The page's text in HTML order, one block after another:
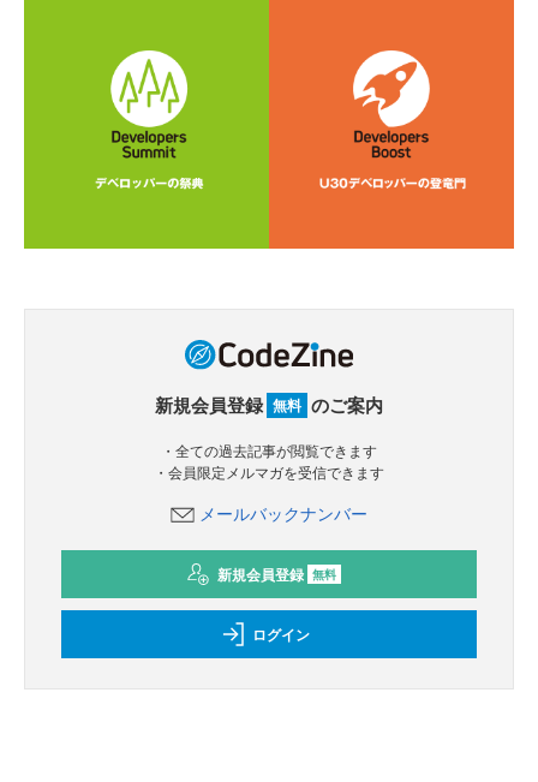
新規会員登録 無料 のご案内
・全ての過去記事が閲覧できます
・会員限定メルマガを受信できます
メールバックナンバー
新規会員登録 無料
ログイン